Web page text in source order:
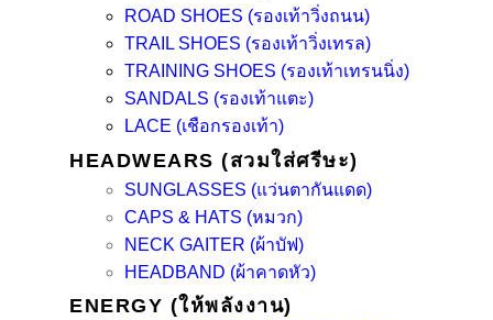
ROAD SHOES (รองเท้าวิ่งถนน)
TRAIL SHOES (รองเท้าวิ่งเทรล)
TRAINING SHOES (รองเท้าเทรนนิ่ง)
SANDALS (รองเท้าแตะ)
LACE (เชือกรองเท้า)
HEADWEARS (สวมใส่ศรีษะ)
SUNGLASSES (แว่นตากันแดด)
CAPS & HATS (หมวก)
NECK GAITER (ผ้าบัฟ)
HEADBAND (ผ้าคาดหัว)
ENERGY (ให้พลังงาน)